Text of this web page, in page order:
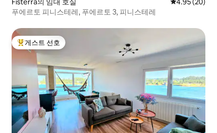
푸에르토 피니스테레, 푸에르토 3, 피니스테레
상위 게스트 선호
게스트 선호